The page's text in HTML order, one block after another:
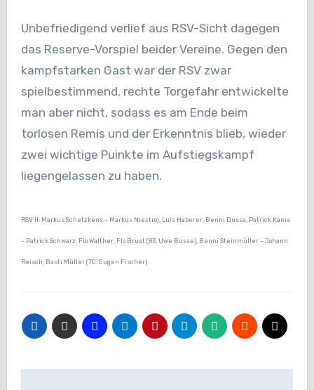
Unbefriedigend verlief aus RSV-Sicht dagegen
das Reserve-Vorspiel beider Vereine. Gegen den
kampfstarken Gast war der RSV zwar
spielbestimmend, rechte Torgefahr entwickelte
man aber nicht, sodass es am Ende beim
torlosen Remis und der Erkenntnis blieb, wieder
zwei wichtige Puinkte im Aufstiegskampf
liegengelassen zu haben.
RSV II: Markus Schetzkens – Markus Niestroj, Luis Haberer, Benni Dussa, Patrick Kania
– Patrick Schwarz, Flo Walther, Flo Brust (83. Uwe Busse), Benni Steinmüller – Johann
Reisch, Basti Müller (70. Eugen Fischer)